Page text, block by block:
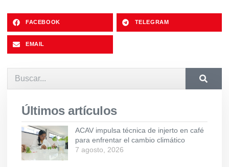
FACEBOOK TELEGRAM
EMAIL
Últimos artículos
ACAV impulsa técnica de injerto en café
para enfrentar el cambio climático
7 agosto, 2026